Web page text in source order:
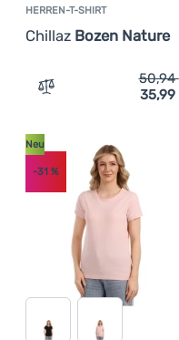
HERREN-T-SHIRT
Chillaz Bozen Nature
Zum Vergleich
50,94
35,99
Neu
-31 %